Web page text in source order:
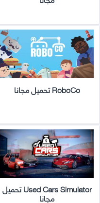
RoboCo تحميل مجانا
Used Cars Simulator تحميل
مجانا